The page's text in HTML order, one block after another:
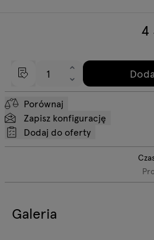
własna konfiguracja
4
Porównaj
Zapisz konfigurację
Dodaj do oferty
Galeria